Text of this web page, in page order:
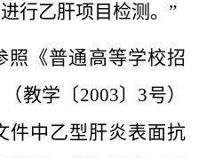
行乙肝项目检测。”
照《普通高等学校招
教学〔2003〕3号）
件中乙型肝炎表面抗